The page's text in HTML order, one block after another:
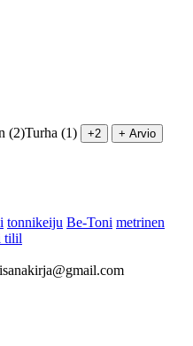
(2)Turha (1) +2 + Arvio
tonnikeiju Be-Toni metrinen
tilil